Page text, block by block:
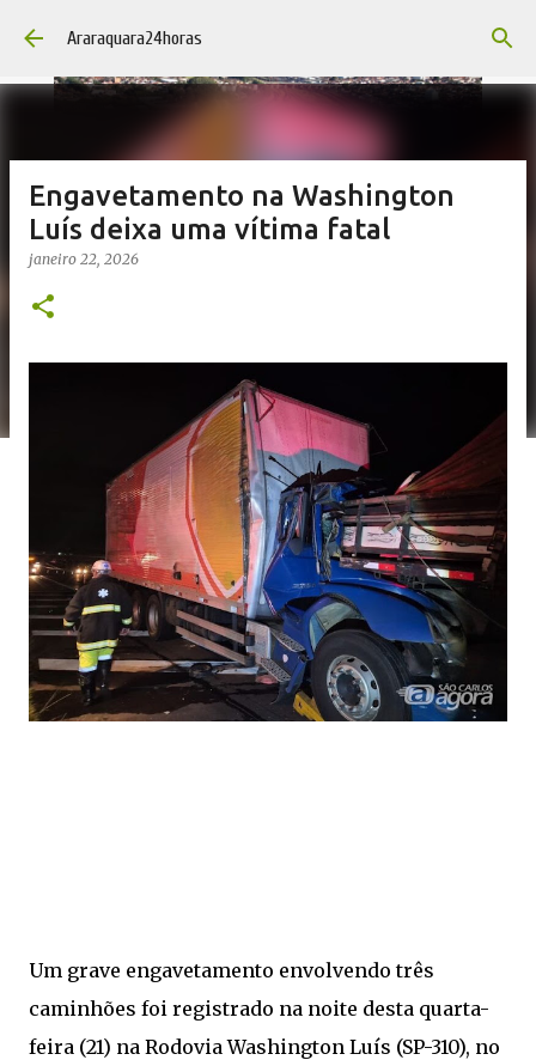
Pular para o conteúdo principal
Araraquara24horas
Engavetamento na Washington
Luís deixa uma vítima fatal
janeiro 22, 2026
Um grave engavetamento envolvendo três
caminhões foi registrado na noite desta quarta-
feira (21) na Rodovia Washington Luís (SP-310), no